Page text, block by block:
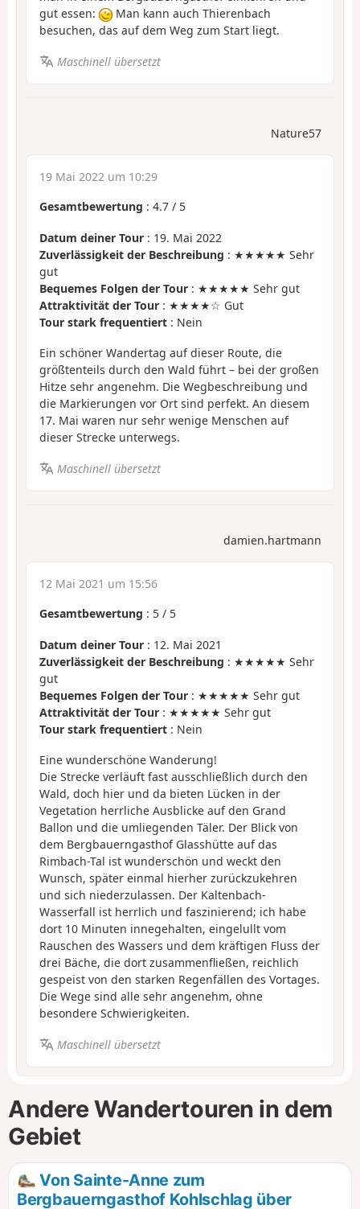
gut essen:
Man kann auch Thierenbach
besuchen, das auf dem Weg zum Start liegt.
Maschinell übersetzt
Nature57
19 Mai 2022 um 10:29
Gesamtbewertung : 4.7 / 5
Datum deiner Tour : 19. Mai 2022
Zuverlässigkeit der Beschreibung : ★★★★★ Sehr
gut
Bequemes Folgen der Tour : ★★★★★ Sehr gut
Attraktivität der Tour : ★★★★☆ Gut
Tour stark frequentiert : Nein
Ein schöner Wandertag auf dieser Route, die
größtenteils durch den Wald führt – bei der großen
Hitze sehr angenehm. Die Wegbeschreibung und
die Markierungen vor Ort sind perfekt. An diesem
17. Mai waren nur sehr wenige Menschen auf
dieser Strecke unterwegs.
Maschinell übersetzt
damien.hartmann
12 Mai 2021 um 15:56
Gesamtbewertung : 5 / 5
Datum deiner Tour : 12. Mai 2021
Zuverlässigkeit der Beschreibung : ★★★★★ Sehr
gut
Bequemes Folgen der Tour : ★★★★★ Sehr gut
Attraktivität der Tour : ★★★★★ Sehr gut
Tour stark frequentiert : Nein
Eine wunderschöne Wanderung!
Die Strecke verläuft fast ausschließlich durch den
Wald, doch hier und da bieten Lücken in der
Vegetation herrliche Ausblicke auf den Grand
Ballon und die umliegenden Täler. Der Blick von
dem Bergbauerngasthof Glasshütte auf das
Rimbach-Tal ist wunderschön und weckt den
Wunsch, später einmal hierher zurückzukehren
und sich niederzulassen. Der Kaltenbach-
Wasserfall ist herrlich und faszinierend; ich habe
dort 10 Minuten innegehalten, eingelullt vom
Rauschen des Wassers und dem kräftigen Fluss der
drei Bäche, die dort zusammenfließen, reichlich
gespeist von den starken Regenfällen des Vortages.
Die Wege sind alle sehr angenehm, ohne
besondere Schwierigkeiten.
Maschinell übersetzt
Andere Wandertouren in dem
Gebiet
Von Sainte-Anne zum
Bergbauerngasthof Kohlschlag über